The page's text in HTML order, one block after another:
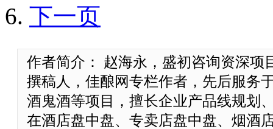
下一页
作者简介： 赵海永，盛初咨询资深项
撰稿人，佳酿网专栏作者，先后服务
酒鬼酒等项目，擅长企业产品线规划
在酒店盘中盘、专卖店盘中盘、烟酒